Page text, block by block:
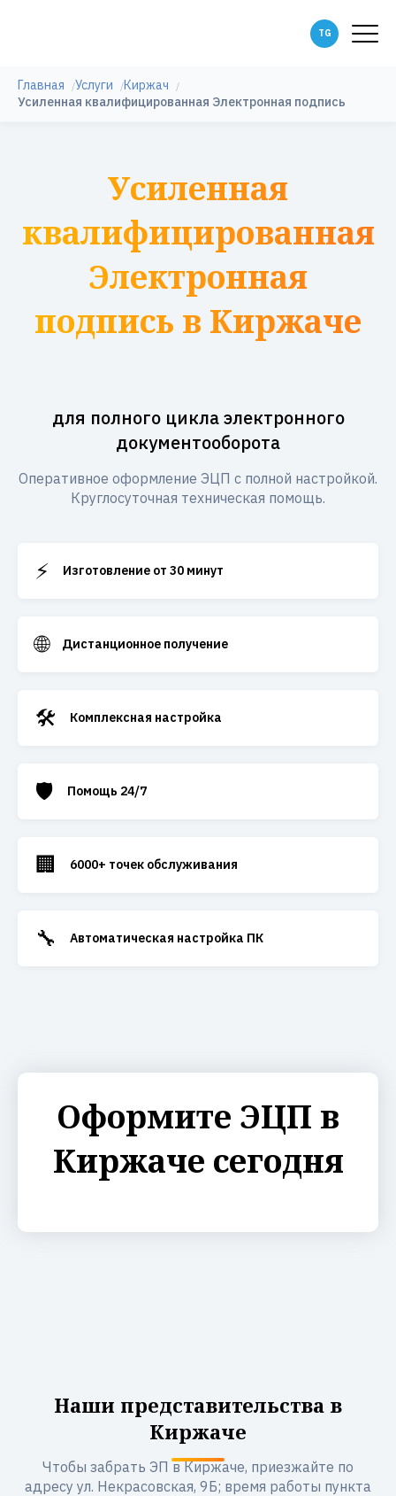
Главная Услуги
Киржач
Усиленная квалифицированная Электронная подпись
Усиленная
квалифицированная
Электронная
подпись в Киржаче
для полного цикла электронного
документооборота
Оперативное оформление ЭЦП с полной настройкой.
Круглосуточная техническая помощь.
⚡ Изготовление от 30 минут
🌐 Дистанционное получение
🛠️ Комплексная настройка
🛡️ Помощь 24/7
🏢 6000+ точек обслуживания
🔧 Автоматическая настройка ПК
Оформите ЭЦП в
Киржаче сегодня
Наши представительства в
Киржаче
Чтобы забрать ЭП в Киржаче, приезжайте по
адресу ул. Некрасовская, 9Б; время работы пункта